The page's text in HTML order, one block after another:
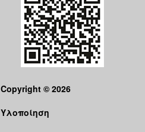
Copyright © 2026
Υλοποίηση